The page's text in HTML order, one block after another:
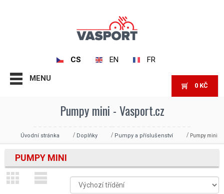
CS EN FR
MENU
0 KČ
Pumpy mini - Vasport.cz
Úvodní stránka Doplňky Pumpy a příslušenství Pumpy mini
PUMPY MINI